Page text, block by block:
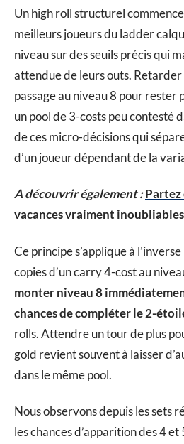
Un high roll structurel
meilleurs joueurs du ladder
niveau sur des seuils précis qui
attendue de leurs outs.
passage au niveau 8 pour rester
un pool de 3-costs peu contesté
de ces micro-décisions qui
d’un joueur dépendant de la
A découvrir également :Partez
vacances vraiment inoubliables
Ce principe s’applique à
copies d’un carry 4-cost au
monter niveau 8
chances de compléter le 2-
rolls. Attendre un tour de plus
gold revient souvent à laisser
dans le même pool.
Nous observons depuis les sets
les chances d’apparition des 4